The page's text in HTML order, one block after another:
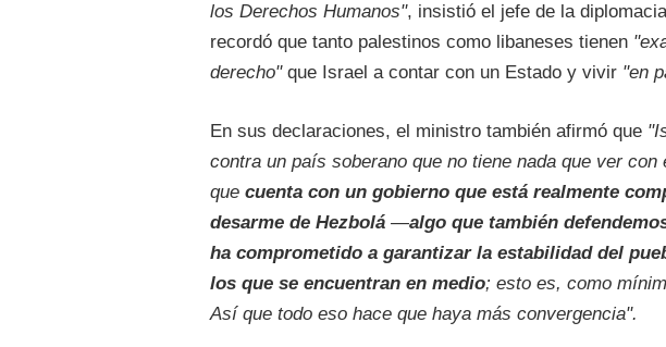
los Derechos Humanos", insistió el jefe de la
recordó que tanto palestinos como libaneses tienen
derecho"que Israel a contar con un Estado y vivir "en
En sus declaraciones, el ministro también afirmó que
contra un país soberano que no tiene nada que ver
quecuenta con un gobierno que está realmente
desarme de Hezbolá —algo que también
ha comprometido a garantizar la estabilidad del
los que se encuentran en medio; esto es, como
Así que todo eso hace que haya más convergencia".